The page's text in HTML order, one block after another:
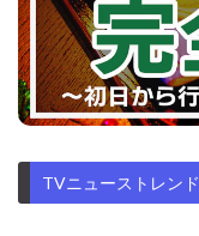
TVニューストレンド